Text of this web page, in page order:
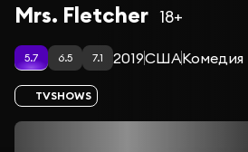
Mrs. Fletcher 18+
5.7 6.5 7.1 2019СШАКомедия
TVSHOWS